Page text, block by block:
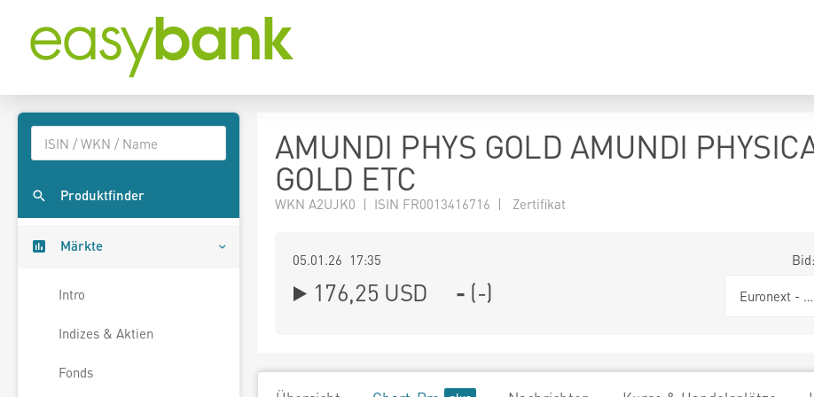
Produktfinder
Märkte
Intro
Indizes & Aktien
Fonds
AMUNDI PHYS GOLD AMUNDI
GOLD ETC
WKN A2UJK0 | ISIN FR0013416716 | Zertifikat
05.01.26 17:35 Bid:
176,25 USD - (-) Euronext -